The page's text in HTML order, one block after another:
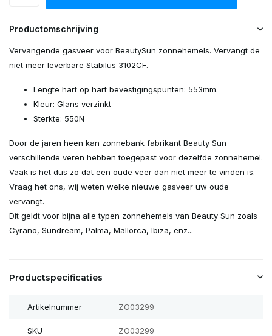
Productomschrijving
Vervangende gasveer voor BeautySun zonnehemels. Vervangt de
niet meer leverbare Stabilus 3102CF.
Lengte hart op hart bevestigingspunten: 553mm.
Kleur: Glans verzinkt
Sterkte: 550N
Door de jaren heen kan zonnebank fabrikant Beauty Sun
verschillende veren hebben toegepast voor dezelfde zonnehemel.
Vaak is het dus zo dat een oude veer dan niet meer te vinden is.
Vraag het ons, wij weten welke nieuwe gasveer uw oude
vervangt.
Dit geldt voor bijna alle typen zonnehemels van Beauty Sun zoals
Cyrano, Sundream, Palma, Mallorca, Ibiza, enz...
Productspecificaties
Artikelnummer ZO03299
SKU ZO03299